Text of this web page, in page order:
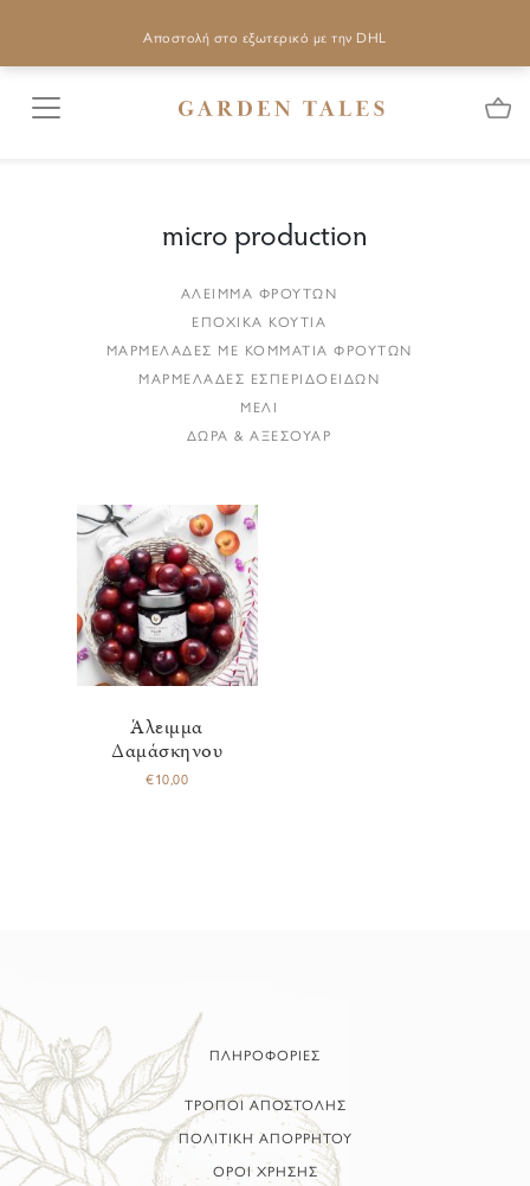
Άλειμμα
Δαμάσκηνου
€10,00
micro production
ΑΛΕΙΜΜΑ ΦΡΟΥΤΩΝ
ΕΠΟΧΙΚΑ ΚΟΥΤΙΑ
ΜΑΡΜΕΛΑΔΕΣ ΜΕ ΚΟΜΜΑΤΙΑ ΦΡΟΥΤΩΝ
ΜΑΡΜΕΛΑΔΕΣ ΕΣΠΕΡΙΔΟΕΙΔΩΝ
ΜΕΛΙ
ΔΩΡΑ & ΑΞΕΣΟΥΑΡ
ΠΛΗΡΟΦΟΡΙΕΣ
ΤΡΟΠΟΙ ΑΠΟΣΤΟΛΗΣ
ΠΟΛΙΤΙΚΗ ΑΠΟΡΡΗΤΟΥ
ΟΡΟΙ ΧΡΗΣΗΣ
Αποστολή στο εξωτερικό με την DHL